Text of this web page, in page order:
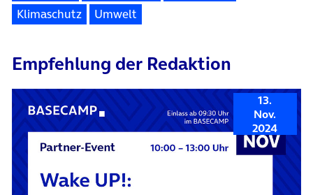
Klimaschutz
Umwelt
Empfehlung der Redaktion
13.
Nov.
2024